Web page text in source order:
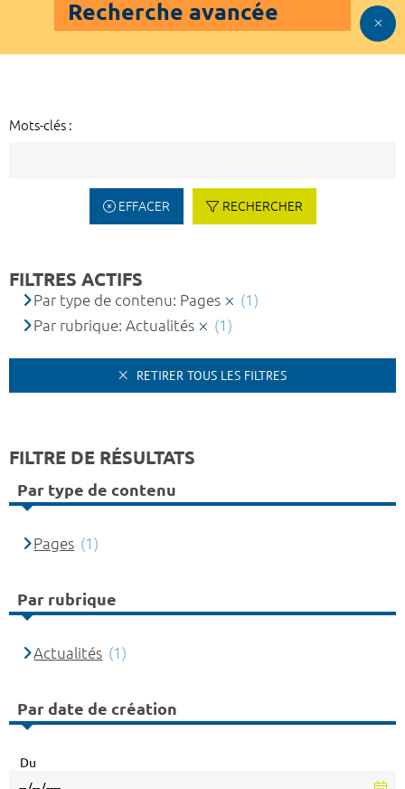
Recherche avancée
Mots-clés :
EFFACER RECHERCHER
FILTRES ACTIFS
Par type de contenu: Pages
(1)
Par rubrique: Actualités
(1)
RETIRER TOUS LES FILTRES
FILTRE DE RÉSULTATS
Par type de contenu
Pages (1)
Par rubrique
Actualités (1)
Par date de création
Du